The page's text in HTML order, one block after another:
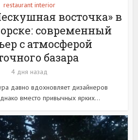
restaurant interior
восточка» в
современный
с атмосферой
базара
4 дня назад
давно вдохновляет дизайнеров
вместо привычных ярких...